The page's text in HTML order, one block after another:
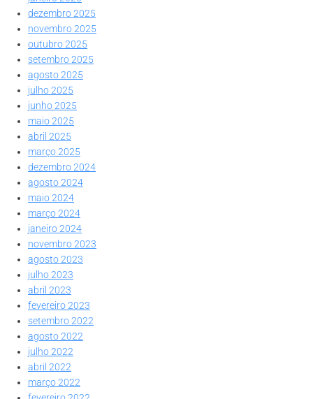
dezembro 2025
novembro 2025
outubro 2025
setembro 2025
agosto 2025
julho 2025
junho 2025
maio 2025
abril 2025
março 2025
dezembro 2024
agosto 2024
maio 2024
março 2024
janeiro 2024
novembro 2023
agosto 2023
julho 2023
abril 2023
fevereiro 2023
setembro 2022
agosto 2022
julho 2022
abril 2022
março 2022